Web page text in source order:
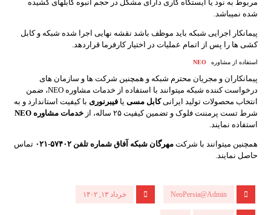
مربوط به نود یا ایستگاه کاری دارای مشکل در حجم انبوه کابلهای کشیده
شده نمیباشد.
پیمانکار اجرایی شبکه باید موظف باشد نقشه نهایی اجرا شده شبکه و کابل
کشی ها را پس از اتمام عملیات در اختیار کارفرما قراردهد.
استفاده از مشاوره NEO
پیمانکاران و مجریان محترم شبکه و همچنین شرکت ها و سازمان های
درخواست کننده شبکه میتوانند با استفاده از خدمات مشاوره NEO، ضمن
انتخاب محصولات تولید ایرانیکابل مسی یافیبرنوری با کیفیت استاندارد و به
شرط تست پرمننت فلوک و تضمین کیفیت ۲۵ ساله، از
خدمات مشاوره NEO
استفاده نمایند.
همچنین میتوانند با شرکتمهرگان شبکه آفاق شماره تلفن ۵۷۴۰۲-۰۲۱
تماس
حاصل نمایند.
NeoPersia@Admin خرداد ۱۳, ۱۴۰۲